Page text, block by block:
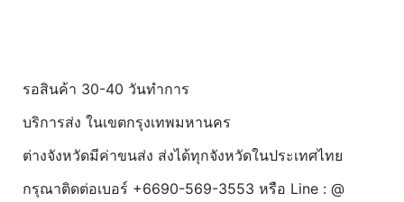
รอสินค้า 30-40 วันทำการ
บริการส่ง ในเขตกรุงเทพมหานคร
ต่างจังหวัดมีค่าขนส่ง ส่งได้ทุกจังหวัดในประเทศไทย
กรุณาติดต่อเบอร์ +6690-569-3553 หรือ Line : @